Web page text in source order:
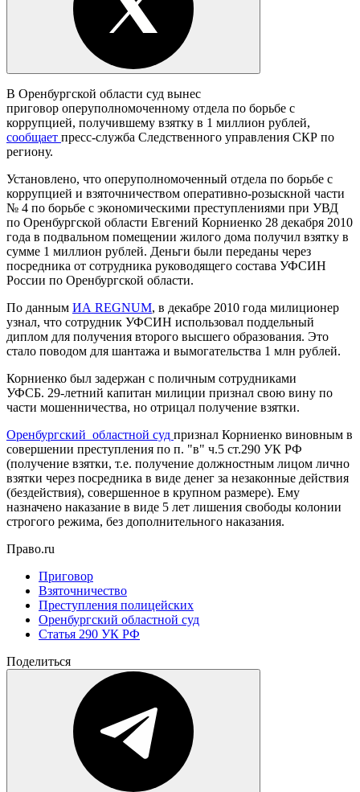
В Оренбургской области суд вынес
приговор оперуполномоченному отдела по борьбе с
коррупцией, получившему взятку в 1 миллион рублей,
сообщает пресс-служба Следственного управления СКР по
региону.
Установлено, что оперуполномоченный отдела по борьбе с
коррупцией и взяточничеством оперативно-розыскной части
№ 4 по борьбе с экономическими преступлениями при УВД
по Оренбургской области Евгений Корниенко 28 декабря 2010
года в подвальном помещении жилого дома получил взятку в
сумме 1 миллион рублей. Деньги были переданы через
посредника от сотрудника руководящего состава УФСИН
России по Оренбургской области.
По данным ИА REGNUM, в декабре 2010 года милиционер
узнал, что сотрудник УФСИН использовал поддельный
диплом для получения второго высшего образования. Это
стало поводом для шантажа и вымогательства 1 млн рублей.
Корниенко был задержан с поличным сотрудниками
УФСБ. 29-летний капитан милиции признал свою вину по
части мошенничества, но отрицал получение взятки.
Оренбургский областной суд признал Корниенко виновным в
совершении преступления по п. "в" ч.5 ст.290 УК РФ
(получение взятки, т.е. получение должностным лицом лично
взятки через посредника в виде денег за незаконные действия
(бездействия), совершенное в крупном размере). Ему
назначено наказание в виде 5 лет лишения свободы колонии
строгого режима, без дополнительного наказания.
Право.ru
Приговор
Взяточничество
Преступления полицейских
Оренбургский областной суд
Статья 290 УК РФ
Поделиться